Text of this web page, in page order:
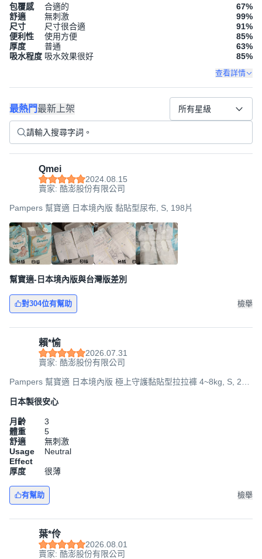
包覆感 合適的 67%
舒適
無刺激 99%
尺寸
尺寸很合適 91%
便利性
使用方便 85%
厚度
普通 63%
吸水程度 吸水效果很好 85%
查看詳情
最熱門最新上架 所有星級
Qmei
2024.08.15
賣家: 酷澎股份有限公司
Pampers 幫寶適 日本境內版 黏貼型尿布, S, 198片
幫寶適-日本境內版與台灣版差別
對304位有幫助 檢舉
賴*愉
2026.07.31
賣家: 酷澎股份有限公司
Pampers 幫寶適 日本境內版 極上守護黏貼型拉拉褲 4~8kg, S, 210
日本製很安心
月齡
3
體重
5
舒適
無刺激
Usage
Effect
Neutral
厚度 很薄
有幫助 檢舉
葉*伶
2026.08.01
賣家: 酷澎股份有限公司